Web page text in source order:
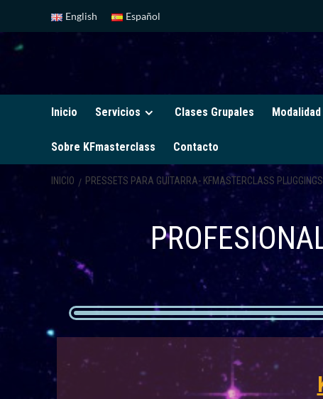
English Español
Inicio Servicios Clases Grupales
Sobre KFmasterclass Contacto
INICIO PRESSETS PARA GUITARRA- KFMASTERCLASS PLUGGINGS